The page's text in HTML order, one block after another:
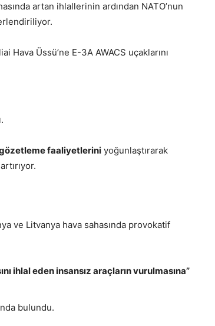
artan ihlallerinin ardından NATO’nun
Hava Üssü’ne E-3A AWACS uçaklarını
faaliyetlerini yoğunlaştırarak
ve Litvanya hava sahasında provokatif
ihlal eden insansız araçların vurulmasına”
bulundu.